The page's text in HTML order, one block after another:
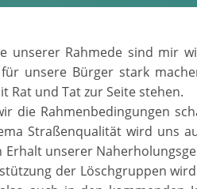
unserer Rahmede sind mir
unsere Bürger stark
und Tat zur Seite stehen.
die Rahmenbedingungen
Straßenqualität wird uns
unserer
der Löschgruppen